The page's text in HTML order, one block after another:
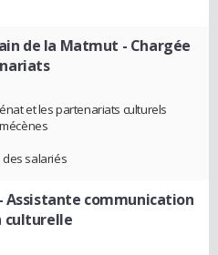
de la Matmut - Chargée
et les partenariats culturels
salariés
Assistante communication
culturelle